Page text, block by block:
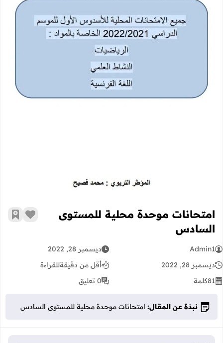
امتحانات موحدة محلية للمستوى
امتحانات موحدة محلية للمستوى
السادس
زر أضف
Admin1
ديسمبر 28, 2022
ديسمبر 28, 2022
أقل من دقيقةللقراءة
81كلمة 0 تعليق
نبذة عن المقال: امتحانات موحدة محلية للمستوى السادس